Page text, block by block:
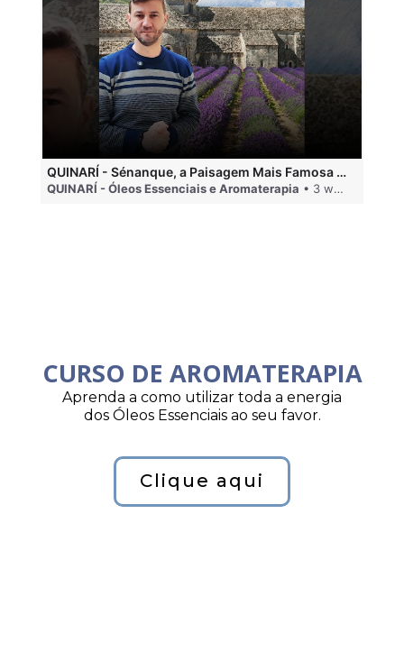
QUINARÍ - Sénanque, a Paisagem Mais Famosa da Aromaterapia
QUINARÍ - Óleos Essenciais e Aromaterapia • 3 weeks ago
CURSO DE AROMATERAPIA
Aprenda a como utilizar toda a energia
dos Óleos Essenciais ao seu favor.
Clique aqui